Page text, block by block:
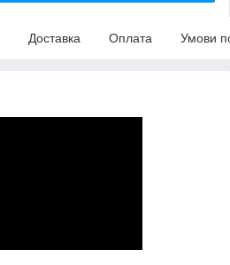
Доставка Оплата Умови